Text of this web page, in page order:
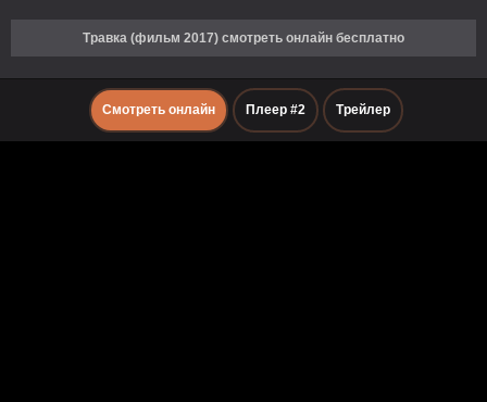
Травка (фильм 2017) смотреть онлайн бесплатно
Смотреть онлайн Плеер #2 Трейлер